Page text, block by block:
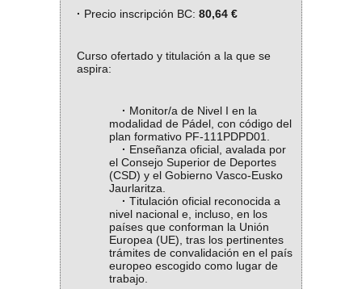
· Precio inscripción BC: 80,64 €
Curso ofertado y titulación a la que se
aspira:
· Monitor/a de Nivel I en la
modalidad de Pádel, con código del
plan formativo PF-111PDPD01.
· Enseñanza oficial, avalada por
el Consejo Superior de Deportes
(CSD) y el Gobierno Vasco-Eusko
Jaurlaritza.
· Titulación oficial reconocida a
nivel nacional e, incluso, en los
países que conforman la Unión
Europea (UE), tras los pertinentes
trámites de convalidación en el país
europeo escogido como lugar de
trabajo.